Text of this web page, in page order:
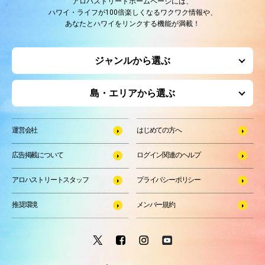
ハワイ・ライフが100倍楽しくなるワクワク情報や、
あなたとハワイをリンクする機能が満載！
ジャンルから選ぶ
島・エリアから選ぶ
運営会社 はじめての方へ
広告掲載について ログイン関連のヘルプ
アロハストリートスタッフ プライバシーポリシー
推奨環境 メンバー規約